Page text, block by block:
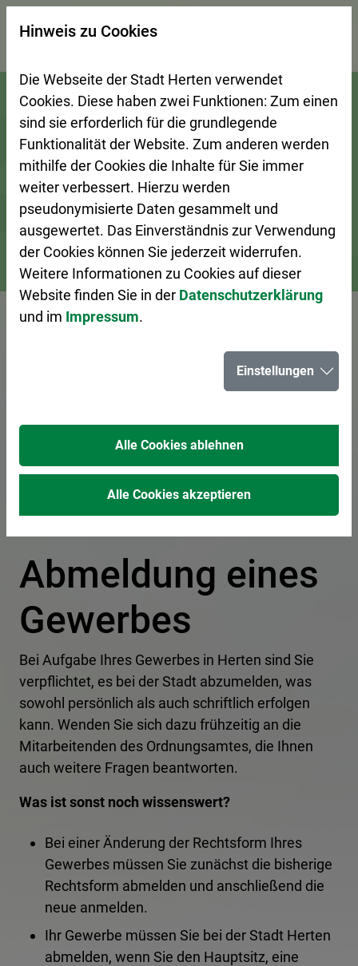
Zur Startseite (Schnelltaste 0)
Zum Seitenanfang springen (Schnelltaste A)
Zur Navigation/Menü springen (Schnelltaste M)
Zur Suche springen (Schnelltaste 8)
Zum Inhalt springen (Schnelltaste I)
Zum Fußbereich springen (Schnelltaste Z)
Bürgerservice Dienstleistungen A–Z
Vorlesen
Abmeldung eines
Gewerbes
Bei Aufgabe Ihres Gewerbes in Herten sind Sie
verpflichtet, es bei der Stadt abzumelden, was
sowohl persönlich als auch schriftlich erfolgen
kann. Wenden Sie sich dazu frühzeitig an die
Mitarbeitenden des Ordnungsamtes, die Ihnen
auch weitere Fragen beantworten.
Was ist sonst noch wissenswert?
Bei einer Änderung der Rechtsform Ihres
Gewerbes müssen Sie zunächst die bisherige
Rechtsform abmelden und anschließend die
neue anmelden.
Ihr Gewerbe müssen Sie bei der Stadt Herten
abmelden, wenn Sie den Hauptsitz, eine
Suchseite mit Schnellsuche
Hinweis zu Cookies
Die Webseite der Stadt Herten verwendet
Cookies. Diese haben zwei Funktionen: Zum einen
sind sie erforderlich für die grundlegende
Funktionalität der Website. Zum anderen werden
mithilfe der Cookies die Inhalte für Sie immer
weiter verbessert. Hierzu werden
pseudonymisierte Daten gesammelt und
ausgewertet. Das Einverständnis zur Verwendung
der Cookies können Sie jederzeit widerrufen.
Weitere Informationen zu Cookies auf dieser
Website finden Sie in der Datenschutzerklärung
und im Impressum.
Einstellungen
Alle Cookies ablehnen
Alle Cookies akzeptieren